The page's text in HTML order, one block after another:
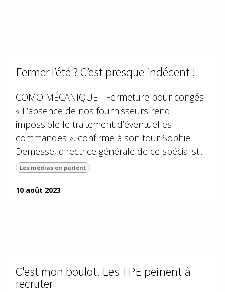
Fermer l’été ? C’est presque indécent !
COMO MÉCANIQUE - Fermeture pour congés
« L’absence de nos fournisseurs rend
impossible le traitement d’éventuelles
commandes », confirme à son tour Sophie
Demesse, directrice générale de ce spécialist...
Les médias en parlent
10 août 2023
C'est mon boulot. Les TPE peinent à
recruter